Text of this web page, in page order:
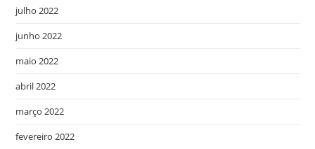
julho 2022
junho 2022
maio 2022
abril 2022
março 2022
fevereiro 2022